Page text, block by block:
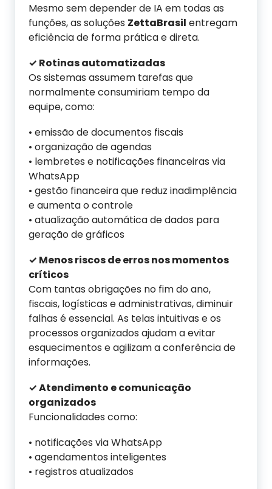
Mesmo sem depender de IA em todas as
funções, as soluções ZettaBrasil entregam
eficiência de forma prática e direta.
✓ Rotinas automatizadas
Os sistemas assumem tarefas que
normalmente consumiriam tempo da
equipe, como:
• emissão de documentos fiscais
• organização de agendas
• lembretes e notificações financeiras via
WhatsApp
• gestão financeira que reduz inadimplência
e aumenta o controle
• atualização automática de dados para
geração de gráficos
✓ Menos riscos de erros nos momentos
críticos
Com tantas obrigações no fim do ano,
fiscais, logísticas e administrativas, diminuir
falhas é essencial. As telas intuitivas e os
processos organizados ajudam a evitar
esquecimentos e agilizam a conferência de
informações.
✓ Atendimento e comunicação
organizados
Funcionalidades como:
• notificações via WhatsApp
• agendamentos inteligentes
• registros atualizados